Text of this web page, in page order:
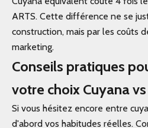
ARTS. Cette différence ne se
construction, mais par les coûts
marketing.
Conseils pratiques
votre choix Cuyana vs
Si vous hésitez encore entre
d'abord vos habitudes réelles.